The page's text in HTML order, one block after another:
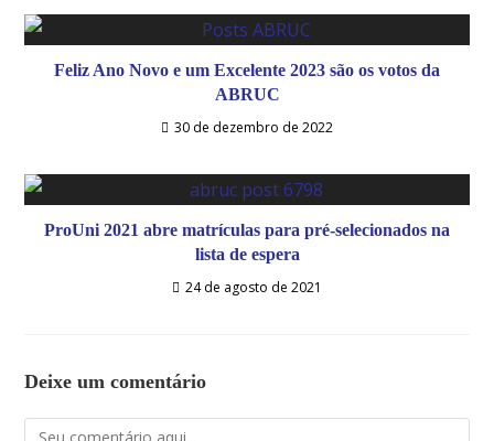
Feliz Ano Novo e um Excelente 2023 são os votos da
ABRUC
30 de dezembro de 2022
ProUni 2021 abre matrículas para pré-selecionados na
lista de espera
24 de agosto de 2021
Deixe um comentário